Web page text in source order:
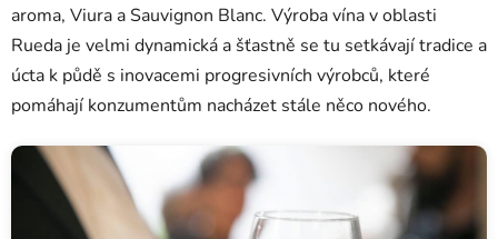
aroma, Viura a Sauvignon Blanc. Výroba vína v oblasti
Rueda je velmi dynamická a šťastně se tu setkávají tradice a
úcta k půdě s inovacemi progresivních výrobců, které
pomáhají konzumentům nacházet stále něco nového.